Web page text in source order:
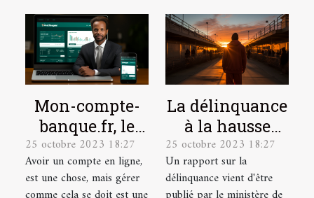
Mon-compte-
banque.fr, le
site idéal pour
la gestion de
vos comptes en
25 octobre 2023 18:27
Avoir un compte en ligne,
est une chose, mais gérer
La délinquance
à la hausse
depuis le
déconfinement
25 octobre 2023 18:27
Un rapport sur la
délinquance vient d'être